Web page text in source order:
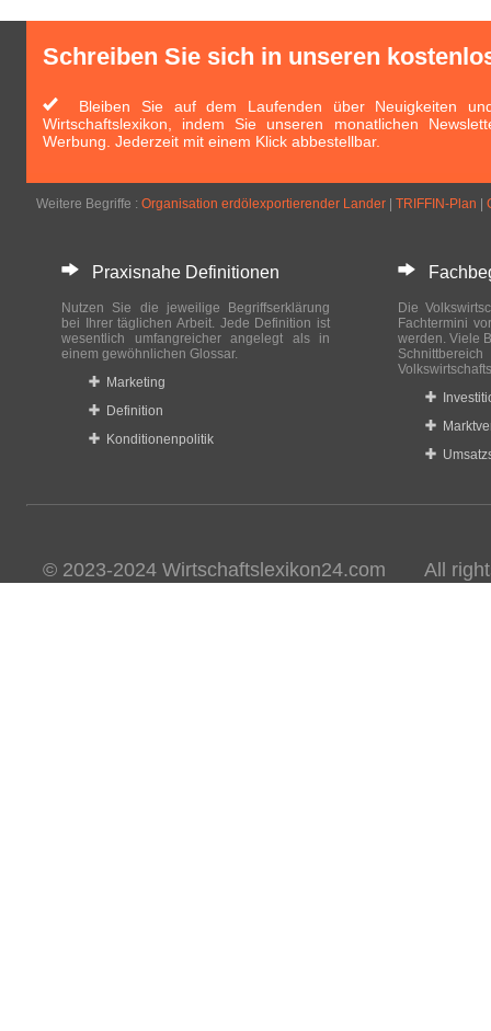
Schreiben Sie sich in unseren
Bleiben Sie auf dem Laufenden über Neuigkeiten
Wirtschaftslexikon, indem Sie unseren monatlichen
Werbung. Jederzeit mit einem Klick abbestellbar.
Weitere Begriffe : Organisation erdölexportierender Lander TRIFFIN-Plan
Praxisnahe Definitionen
Nutzen Sie die jeweilige Begriffserklärung
bei Ihrer täglichen Arbeit. Jede Definition ist
wesentlich umfangreicher angelegt als in
einem gewöhnlichen Glossar.
Marketing
Definition
Konditionenpolitik
Die
Fachtermini
werden. Viele
© 2023-2024 Wirtschaftslexikon24.com All